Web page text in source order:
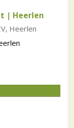
| Heerlen
Heerlen